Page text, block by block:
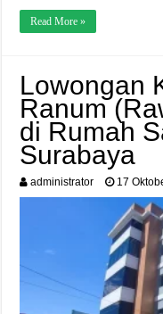
Read More »
Lowongan
Ranum
di Rumah
Surabaya
administrator 17